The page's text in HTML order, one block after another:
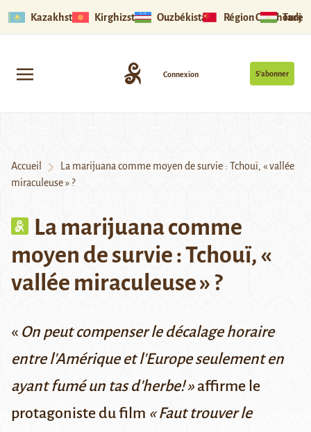
Kazakhstan Kirghizstan Ouzbékistan Région Ouïghoure
S’abonner
Connexion
Accueil
La marijuana comme moyen de survie : Tchouï, « vallée
miraculeuse » ?
La marijuana comme
moyen de survie : Tchouï, «
vallée miraculeuse » ?
« On peut compenser le décalage horaire
entre l'Amérique et l'Europe seulement en
ayant fumé un tas d'herbe! »affirme le
protagoniste du film «Faut trouver le